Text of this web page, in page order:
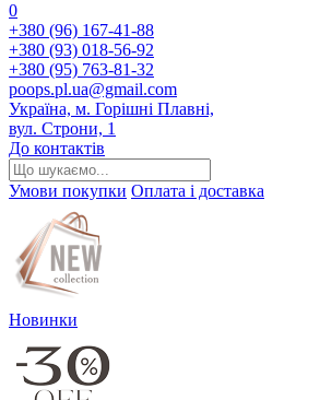
0
+380 (96) 167-41-88
+380 (93) 018-56-92
+380 (95) 763-81-32
poops.pl.ua@gmail.com
Україна, м. Горішні Плавні,
вул. Строни, 1
До контактів
Умови покупки Оплата і доставка
Новинки